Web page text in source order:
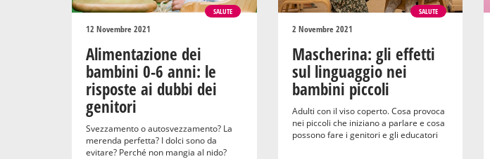
SALUTE
12 Novembre 2021
Alimentazione dei
bambini 0-6 anni: le
risposte ai dubbi dei
genitori
Svezzamento o autosvezzamento? La
merenda perfetta? I dolci sono da
evitare? Perché non mangia al nido?
SALUTE
2 Novembre 2021
Mascherina: gli effetti
sul linguaggio nei
bambini piccoli
Adulti con il viso coperto. Cosa provoca
nei piccoli che iniziano a parlare e cosa
possono fare i genitori e gli educatori